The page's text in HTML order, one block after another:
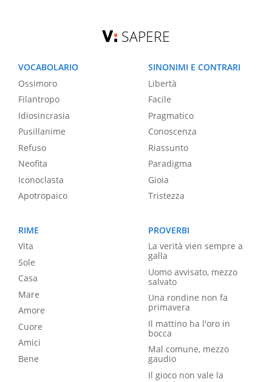
SAPERE
VOCABOLARIO
Ossimoro
Filantropo
Idiosincrasia
Pusillanime
Refuso
Neofita
Iconoclasta
Apotropaico
SINONIMI E CONTRARI
Libertà
Facile
Pragmatico
Conoscenza
Riassunto
Paradigma
Gioia
Tristezza
RIME
Vita
Sole
Casa
Mare
Amore
Cuore
Amici
Bene
PROVERBI
La verità vien sempre a
galla
Uomo avvisato, mezzo
salvato
Una rondine non fa
primavera
Il mattino ha l'oro in
bocca
Mal comune, mezzo
gaudio
Il gioco non vale la